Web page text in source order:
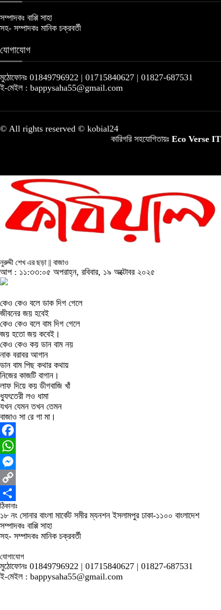
সম্পাদকঃ বাপ্পি সাহা
সহ- সম্পাদকঃ মানিক চক্রবর্তী
যোগাযোগ
মুঠোফোনঃ 01849796922 | 01715840627 | 01827-687531
ই-মেইল : bappysaha55@gmail.com
© All rights reserved © kobial24
কারিগরি সহযোগিতায়ঃ Eco Verse IT
নুরুদ্দী শেখ এর ছড়া || বাজাও
আপ : ১১:৩৩:০৫ অপরাহ্ন, রবিবার, ১৯ অক্টোবর ২০২৫
কেও কেও বলে ডাক দিগ গেলে
জীবনের জয় হবেই
কেও কেও বলে বাম দিগ গেলে
জয় হতো জয় কবেই।
কেও কেও কয় ডান বাম নয়
নাক বরাবর আগান
ডান বাম পিছ কথার কথায়
নিজের কাজটি বাগান।
লাফ দিয়ে কয় ডীগবাজি খাঁ
ধ্যুৎতেরী লও ধামা
যখন যেমন তখন তেমন
বাজাও সা রে গা মা।
Facebook
WhatsApp
Messenger
Copy
Link
Share
ঠিকানাঃ
১৮ নং সোনার বাংলা মার্কেট সমীর ম্যনশন ইসলামপুর ঢাকা-১১০০ বাংলাদেশ
সম্পাদকঃ বাপ্পি সাহা
সহ- সম্পাদকঃ মানিক চক্রবর্তী
যোগাযোগ
মুঠোফোনঃ 01849796922 | 01715840627 | 01827-687531
ই-মেইল : bappysaha55@gmail.com